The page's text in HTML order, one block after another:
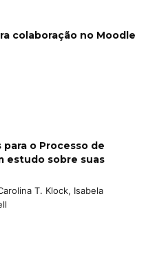
colaboração no Moodle
o Processo de
estudo sobre suas
T. Klock, Isabela